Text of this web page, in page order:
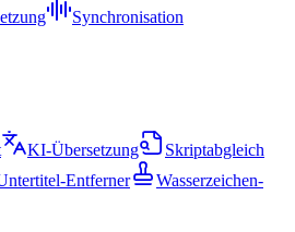
Synchronisation
KI-Übersetzung
Skriptabgleich
Entferner
Wasserzeichen-